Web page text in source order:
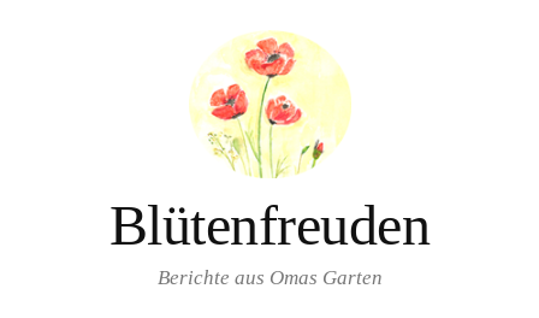
Blütenfreuden
Berichte aus Omas Garten